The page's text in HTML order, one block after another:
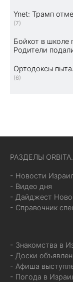
Ynet: Трамп
(7)
Бойкот в школе
Родители
Ортодоксы
(6)
РАЗДЕЛЫ
- Новости
- Видео дня
- Дайджест
- Справочник
- Знакомства в
- Доски
- Афиша
- Погода в